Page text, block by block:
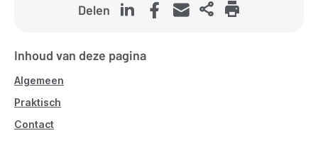
Delen
Inhoud van deze pagina
Algemeen
Praktisch
Contact